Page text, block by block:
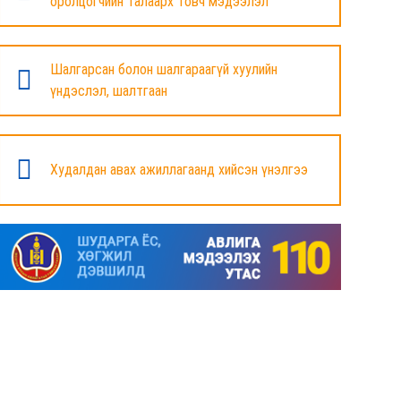
ХҮЛЭЭЛЦЭЖ БАЙНА
МАЛ ТООЛЛОГЫН НЭГДСЭН ДҮНГ
ТАНИЛЦУУЛЛАА.
НИЙСЛЭЛИЙН ИРГЭДИЙН
ТӨЛӨӨЛӨГЧДИЙН ХУРЛЫН ДАРГА, ЗАСАГ
ДАРГА НАРТАЙ ЦАХИМ УУЛЗАЛТ ХИЙЖ
БАЙНА
Шалгарсан болон шалгараагүй хуулийн
үндэслэл, шалтгаан
Худалдан авах ажиллагаанд хийсэн үнэлгээ